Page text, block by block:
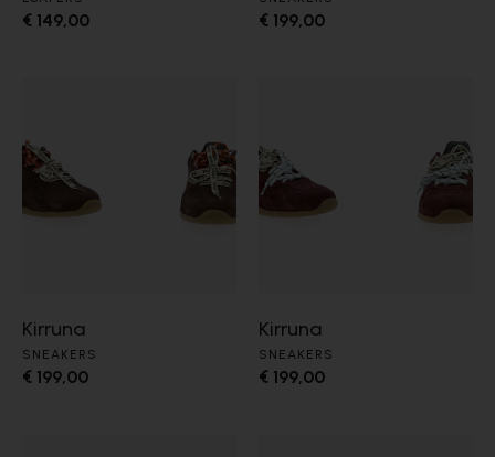
€ 149,00 € 199,00
Kirruna
SNEAKERS
€ 199,00
Kirruna
SNEAKERS
€ 199,00